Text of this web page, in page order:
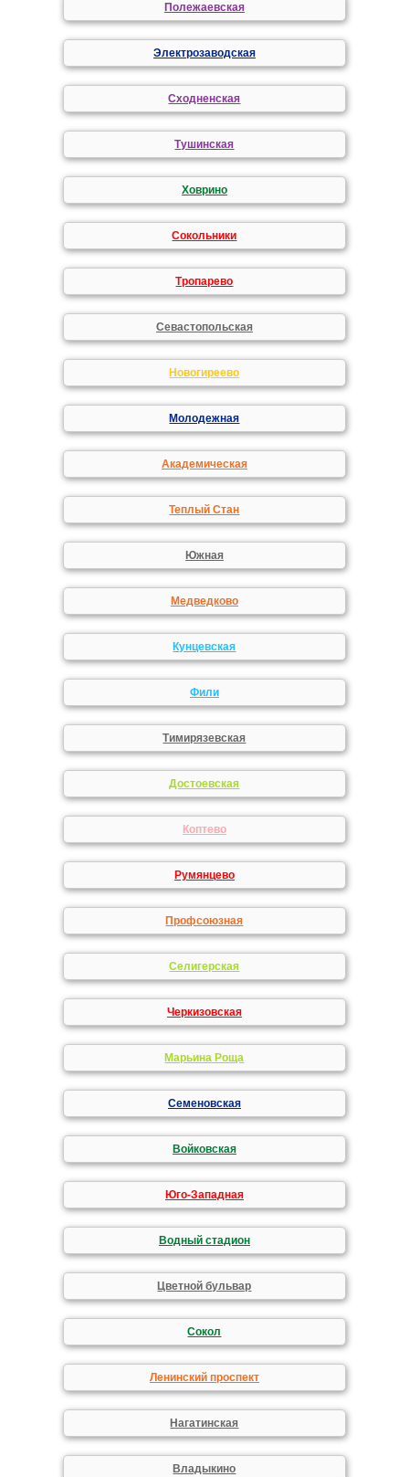
Полежаевская
Электрозаводская
Сходненская
Тушинская
Ховрино
Сокольники
Тропарево
Севастопольская
Новогиреево
Молодежная
Академическая
Теплый Стан
Южная
Медведково
Кунцевская
Фили
Тимирязевская
Достоевская
Коптево
Румянцево
Профсоюзная
Селигерская
Черкизовская
Марьина Роща
Семеновская
Войковская
Юго-Западная
Водный стадион
Цветной бульвар
Сокол
Ленинский проспект
Нагатинская
Владыкино